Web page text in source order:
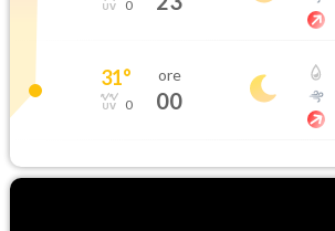
0
31°
0
ore
00